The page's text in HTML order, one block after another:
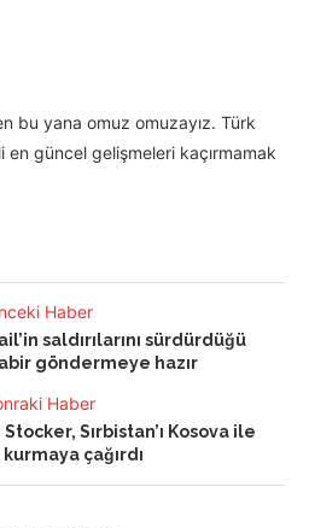
bu yana omuz omuzayız. Türk
güncel gelişmeleri kaçırmamak
Haber
saldırılarını sürdürdüğü
göndermeye hazır
Haber
Sırbistan’ı Kosova ile
çağırdı